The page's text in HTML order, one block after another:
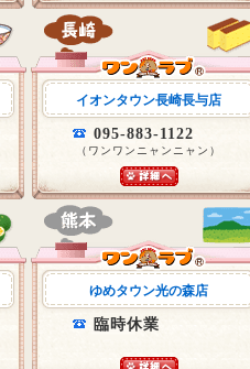
イオンタウン長崎長与店
095-883-1122
（ワンワンニャンニャン）
ゆめタウン光の森店
臨時休業